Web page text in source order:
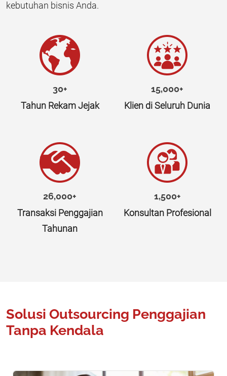
kebutuhan bisnis Anda.
30+
Tahun Rekam Jejak
15,000+
Klien di Seluruh Dunia
26,000+
Transaksi Penggajian
Tahunan
1,500+
Konsultan Profesional
Solusi Outsourcing Penggajian
Tanpa Kendala